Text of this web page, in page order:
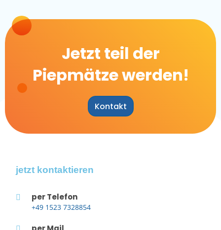
Jetzt teil der
Piepmätze werden!
Kontakt
jetzt kontaktieren
per Telefon
+49 1523 7328854